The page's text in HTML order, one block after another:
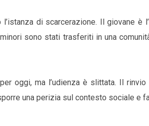
l’istanza di scarcerazione. Il giovane è
sono stati trasferiti in una
oggi, ma l’udienza è slittata. Il
una perizia sul contesto sociale e